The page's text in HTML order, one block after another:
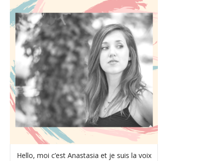
Hello, moi c’est Anastasia et je suis la voix